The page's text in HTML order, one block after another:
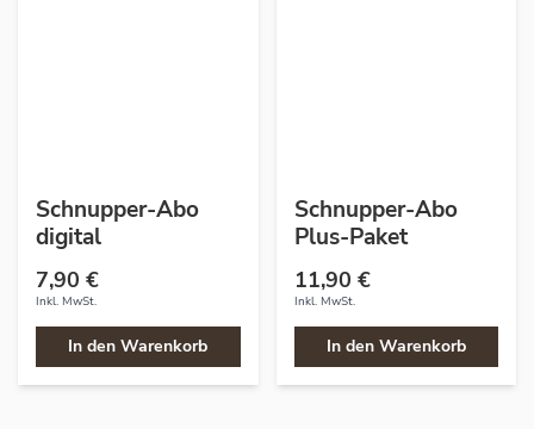
Schnupper-Abo
digital
7,90 €
Inkl. MwSt.
In den Warenkorb
Schnupper-Abo
Plus-Paket
11,90 €
Inkl. MwSt.
In den Warenkorb